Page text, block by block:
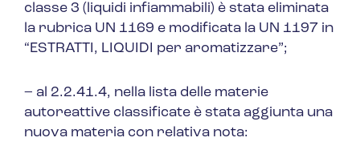
classe 3 (liquidi infiammabili) è stata eliminata
la rubrica UN 1169 e modificata la UN 1197 in
“ESTRATTI, LIQUIDI per aromatizzare”;
– al 2.2.41.4, nella lista delle materie
autoreattive classificate è stata aggiunta una
nuova materia con relativa nota: